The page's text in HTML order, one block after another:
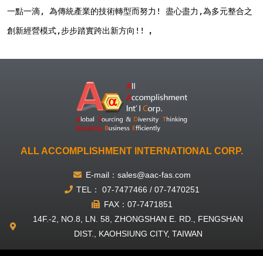
一點一滴, 為傳統產業的技術轉型而努力! 盡心盡力,為多元整合之
創新經營模式,步步踏實跨出新方向!! ，
ALL ACCOMPLISHMENT INTERNATIONAL CORP.
E-mail：sales@aac-fas.com
TEL： 07-7477466 / 07-7470251
FAX：07-7471851
14F.-2, NO.8, LN. 58, ZHONGSHAN E. RD., FENGSHAN
DIST., KAOHSIUNG CITY, TAIWAN